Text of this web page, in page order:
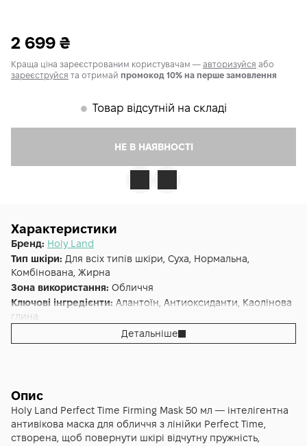
2 699 ₴
Краща ціна зареєстрованим користувачам — авторизуйся або
зареєструйся та отримай промокод 10% на перше замовлення
𒊹 Товар відсутній на складі
НЕ В НАЯВНОСТІ
Характеристики
Бренд: Holy Land
Тип шкіри: Для всіх типів шкіри, Суха, Нормальна,
Комбінована, Жирна
Зона використання: Обличчя
Ключові інгредієнти: Алантоїн, Антиоксиданти, Каолінова
глина
Форма випуску:Маска
Детальніше
Опис
Holy Land Perfect Time Firming Mask 50 мл — інтелігентна
антивікова маска для обличчя з лінійки Perfect Time,
створена, щоб повернути шкірі відчутну пружність,